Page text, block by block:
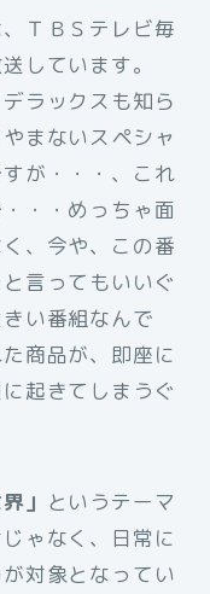
、ＴＢＳテレビ毎
しています。
ラックスも知ら
まないスペシャ
が・・・、これ
・・めっちゃ面
、今や、この番
言ってもいいぐ
い番組なんで
商品が、即座に
起きてしまうぐ
」 というテーマ
ゃなく、日常に
対象となってい